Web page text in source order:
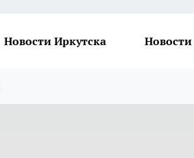
Новости Иркутска